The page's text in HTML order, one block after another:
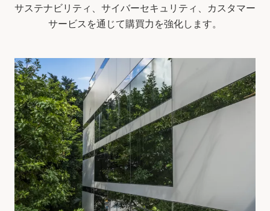
サステナビリティ、サイバーセキュリティ、カスタマー
サービスを通じて購買力を強化します。